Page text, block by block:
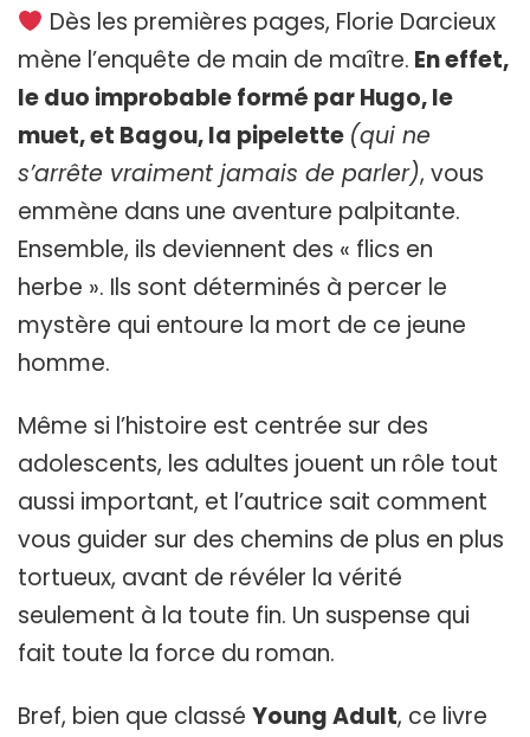
Dès les premières pages, Florie Darcieux
mène l’enquête de main de maître. En effet,
le duo improbable formé par Hugo, le
muet, et Bagou, la pipelette (qui ne
s’arrête vraiment jamais de parler), vous
emmène dans une aventure palpitante.
Ensemble, ils deviennent des « flics en
herbe ». Ils sont déterminés à percer le
mystère qui entoure la mort de ce jeune
homme.
Même si l’histoire est centrée sur des
adolescents, les adultes jouent un rôle tout
aussi important, et l’autrice sait comment
vous guider sur des chemins de plus en plus
tortueux, avant de révéler la vérité
seulement à la toute fin. Un suspense qui
fait toute la force du roman.
Bref, bien que classé Young Adult, ce livre